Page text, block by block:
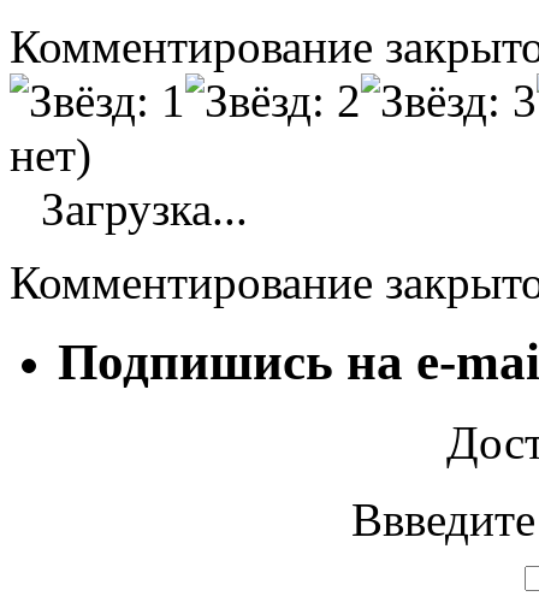
Комментирование
нет)
Загрузка...
Комментирование
Подпишись на e-